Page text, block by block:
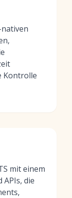
Kontrolle
mit einem
die